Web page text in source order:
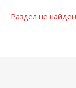
Раздел не найден